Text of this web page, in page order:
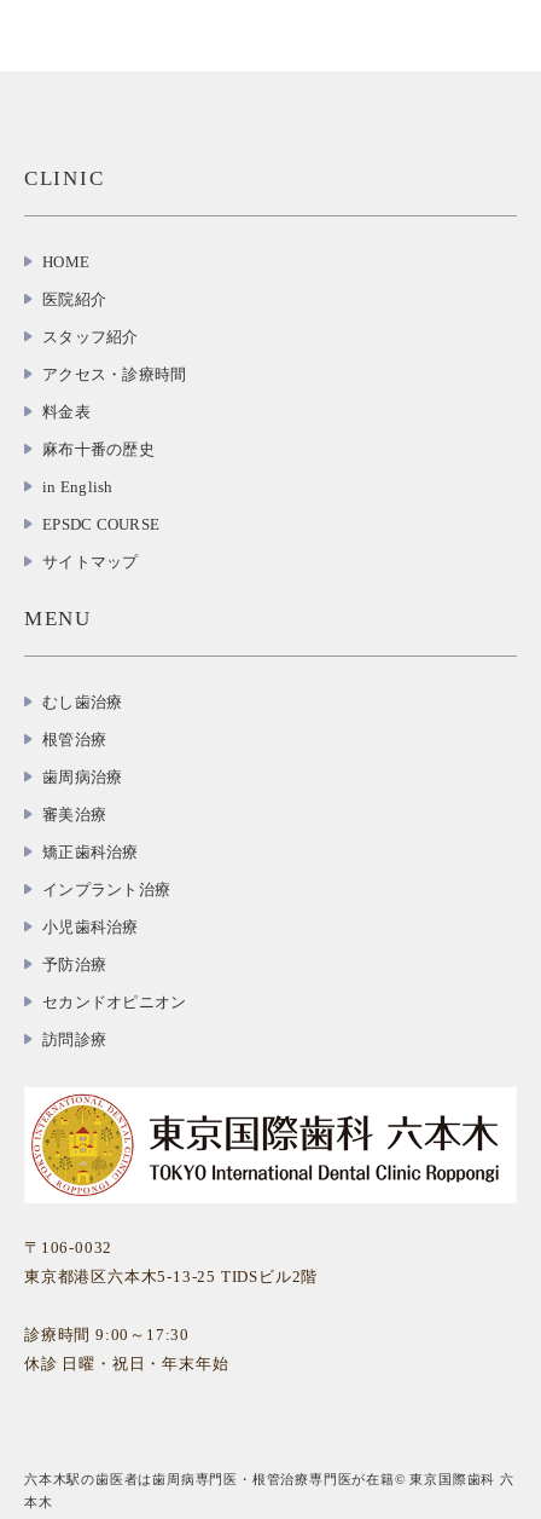
CLINIC
HOME
医院紹介
スタッフ紹介
アクセス・診療時間
料金表
麻布十番の歴史
in English
EPSDC COURSE
サイトマップ
MENU
むし歯治療
根管治療
歯周病治療
審美治療
矯正歯科治療
インプラント治療
小児歯科治療
予防治療
セカンドオピニオン
訪問診療
〒106-0032
東京都港区六本木5-13-25 TIDSビル2階
診療時間 9:00～17:30
休診 日曜・祝日・年末年始
六本木駅の歯医者は歯周病専門医・根管治療専門医が在籍© 東京国際歯科 六
本木